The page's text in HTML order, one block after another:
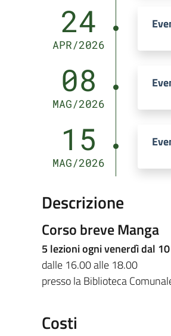
24
APR/2026
08
MAG/2026
15
MAG/2026
Descrizione
Corso breve Manga
5 lezioni ogni venerdì dal
dalle 16.00 alle 18.00
presso la Biblioteca
Costi